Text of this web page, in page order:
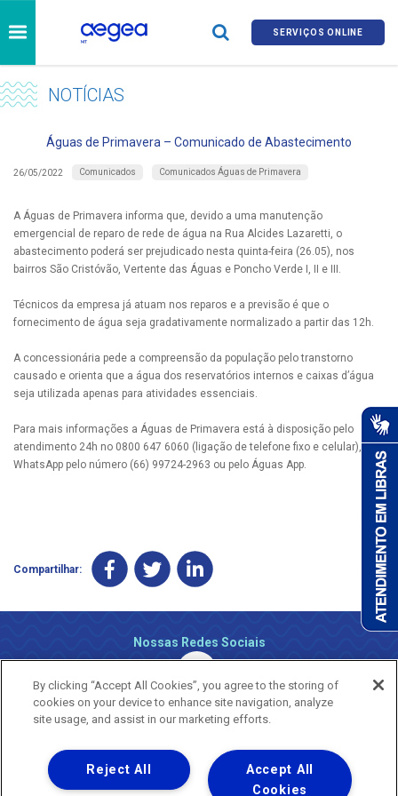
SERVIÇOS ONLINE
NOTÍCIAS
Águas de Primavera – Comunicado de Abastecimento
26/05/2022 Comunicados Comunicados Águas de Primavera
A Águas de Primavera informa que, devido a uma manutenção
emergencial de reparo de rede de água na Rua Alcides Lazaretti, o
abastecimento poderá ser prejudicado nesta quinta-feira (26.05), nos
bairros São Cristóvão, Vertente das Águas e Poncho Verde I, II e III.
Técnicos da empresa já atuam nos reparos e a previsão é que o
fornecimento de água seja gradativamente normalizado a partir das 12h.
A concessionária pede a compreensão da população pelo transtorno
causado e orienta que a água dos reservatórios internos e caixas d’água
seja utilizada apenas para atividades essenciais.
Para mais informações a Águas de Primavera está à disposição pelo
atendimento 24h no 0800 647 6060 (ligação de telefone fixo e celular), via
WhatsApp pelo número (66) 99724-2963 ou pelo Águas App.
Compartilhar:
Nossas Redes Sociais
Uma empresa
Copyright ® 2026 - Todos os Direitos Reservados.
By clicking “Accept All Cookies”, you agree to the storing of
cookies on your device to enhance site navigation, analyze
site usage, and assist in our marketing efforts.
Accept All
Cookies
Reject All